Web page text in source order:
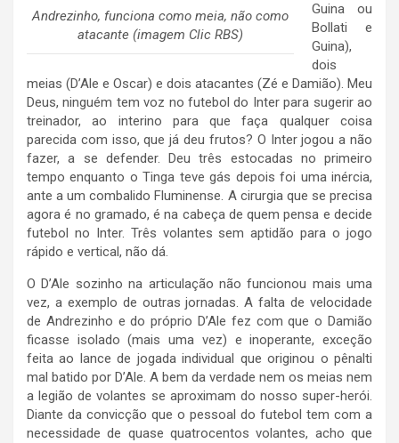
Andrezinho, funciona como meia, não como
atacante (imagem Clic RBS)
Guina ou
Bollati e
Guina),
dois
meias (D’Ale e Oscar) e dois atacantes (Zé e Damião). Meu
Deus, ninguém tem voz no futebol do Inter para sugerir ao
treinador, ao interino para que faça qualquer coisa
parecida com isso, que já deu frutos? O Inter jogou a não
fazer, a se defender. Deu três estocadas no primeiro
tempo enquanto o Tinga teve gás depois foi uma inércia,
ante a um combalido Fluminense. A cirurgia que se precisa
agora é no gramado, é na cabeça de quem pensa e decide
futebol no Inter. Três volantes sem aptidão para o jogo
rápido e vertical, não dá.
O D’Ale sozinho na articulação não funcionou mais uma
vez, a exemplo de outras jornadas. A falta de velocidade
de Andrezinho e do próprio D’Ale fez com que o Damião
ficasse isolado (mais uma vez) e inoperante, exceção
feita ao lance de jogada individual que originou o pênalti
mal batido por D’Ale. A bem da verdade nem os meias nem
a legião de volantes se aproximam do nosso super-herói.
Diante da convicção que o pessoal do futebol tem com a
necessidade de quase quatrocentos volantes, acho que